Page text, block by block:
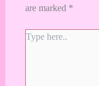
are marked *
Type